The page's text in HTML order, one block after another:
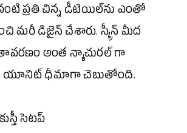
వంటి ప్రతి చిన్న డీటెయిల్‌ను ఎంతో
మరీ డిజైన్ చేశారు. స్క్రీన్ మీద
అంత న్యాచురల్ గా
యూనిట్ ధీమాగా చెబుతోంది.
సెటప్